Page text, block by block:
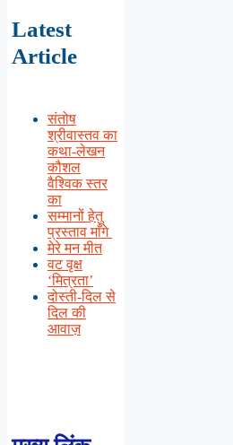
Latest
Article
संतोष
श्रीवास्तव का
कथा-लेखन
कौशल
वैश्विक स्तर
का
सम्मानों हेतु
प्रस्ताव माँगे
मेरे मन मीत
वट वृक्ष
‘मित्रता’
दोस्ती-दिल से
दिल की
आवाज़